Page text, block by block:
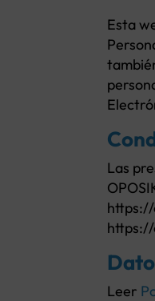
Esta
Las
https://
Leer